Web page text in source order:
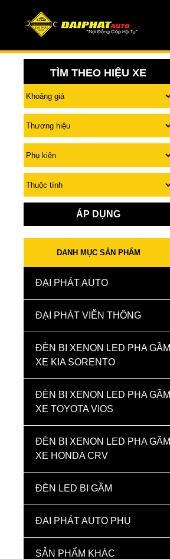
TÌM THEO HIỆU XE
ÁP DỤNG
DANH MỤC SẢN PHẨM
ĐẠI PHÁT AUTO
ĐẠI PHÁT VIỄN THÔNG
ĐÈN BI XENON LED PHA GẦM
XE KIA SORENTO
ĐÈN BI XENON LED PHA GẦM
XE TOYOTA VIOS
ĐÈN BI XENON LED PHA GẦM
XE HONDA CRV
ĐÈN LED BI GẦM
ĐẠI PHÁT AUTO PHỤ
SẢN PHẨM KHÁC